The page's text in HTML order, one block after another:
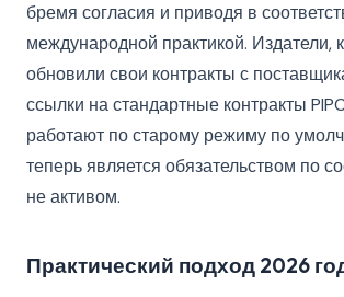
бремя согласия и приводя в
международной практикой. Издатели,
обновили свои контракты с
ссылки на стандартные контракты
работают по старому режиму по
теперь является обязательством по
не активом.
Практический подход 2026